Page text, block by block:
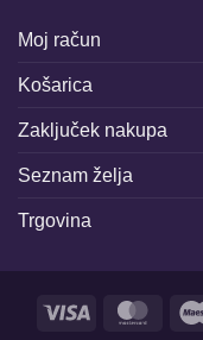
Moj račun
Košarica
Zaključek nakupa
Seznam želja
Trgovina
Visa